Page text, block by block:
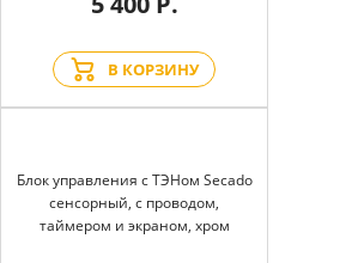
В КОРЗИНУ
Блок управления с ТЭНом Secado
сенсорный, с проводом,
таймером и экраном, хром